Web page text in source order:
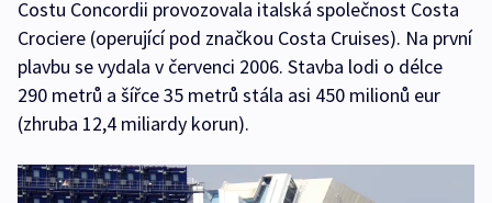
Costu Concordii provozovala italská společnost Costa
Crociere (operující pod značkou Costa Cruises). Na první
plavbu se vydala v červenci 2006. Stavba lodi o délce
290 metrů a šířce 35 metrů stála asi 450 milionů eur
(zhruba 12,4 miliardy korun).